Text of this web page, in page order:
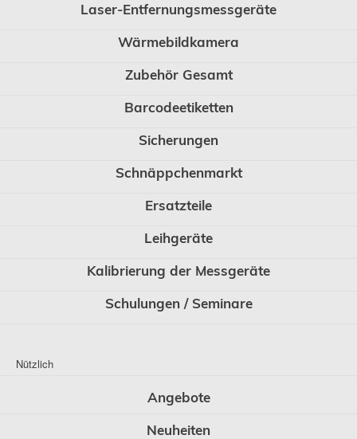
Laser-Entfernungsmessgeräte
Wärmebildkamera
Zubehör Gesamt
Barcodeetiketten
Sicherungen
Schnäppchenmarkt
Ersatzteile
Leihgeräte
Kalibrierung der Messgeräte
Schulungen / Seminare
Nützlich
Angebote
Neuheiten